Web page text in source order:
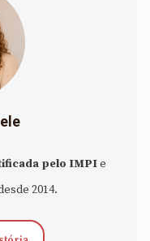
pelo IMPIe
2014.